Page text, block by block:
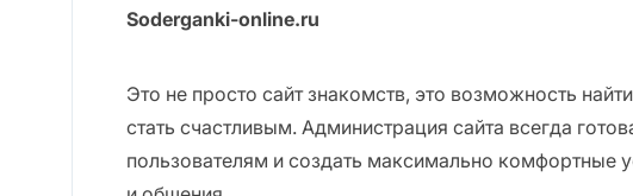
Soderganki-online.ru
Это не просто сайт знакомств, это возможность
стать счастливым. Администрация сайта всегда
пользователям и создать максимально комфортные